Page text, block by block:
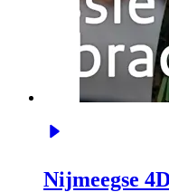
Nijmeegse